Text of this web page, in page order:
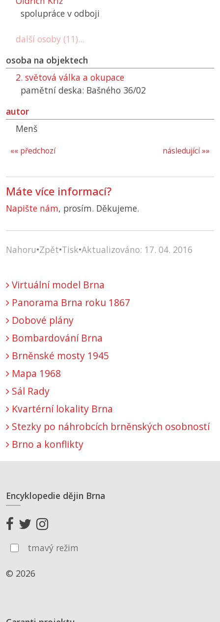
spolupráce v odboji
další osoby (11)...
osoba na objektech
2. světová válka a okupace
pamětní deska: Bašného 36/02
autor
Menš
následující »»
«« předchozí
Máte více informací?
Napište nám, prosím. Děkujeme.
Nahoru•Zpět•Tisk•Aktualizováno: 17. 04. 2016
Virtuální model Brna
Panorama Brna roku 1867
Dobové plány
Bombardování Brna
Brněnské mosty 1945
Mapa 1968
Sál Rady
Kvartérní lokality Brna
Stezky po náhrobcích brněnských osobností
Brno a konflikty
Encyklopedie dějin Brna
tmavý režim
© 2026